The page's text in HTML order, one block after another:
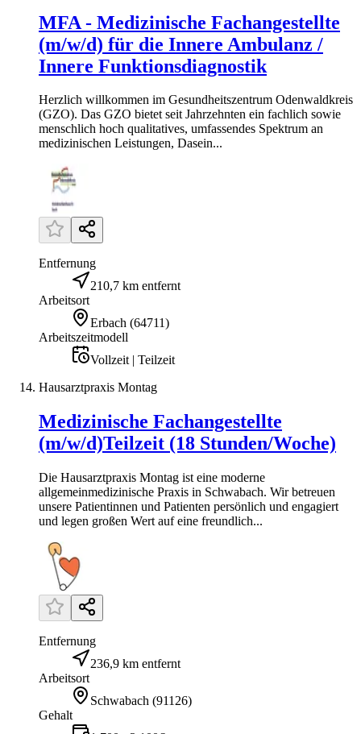
MFA - Medizinische Fachangestellte
(m/w/d) für die Innere Ambulanz /
Innere Funktionsdiagnostik
Herzlich willkommen im Gesundheitszentrum Odenwaldkreis
(GZO). Das GZO bietet seit Jahrzehnten ein fachlich sowie
menschlich hoch qualitatives, umfassendes Spektrum an
medizinischen Leistungen, Dasein...
Entfernung
210,7 km entfernt
Arbeitsort
Erbach (64711)
Arbeitszeitmodell
Vollzeit | Teilzeit
Hausarztpraxis Montag
Medizinische Fachangestellte
(m/w/d)Teilzeit (18 Stunden/Woche)
Die Hausarztpraxis Montag ist eine moderne
allgemeinmedizinische Praxis in Schwabach. Wir betreuen
unsere Patientinnen und Patienten persönlich und engagiert
und legen großen Wert auf eine freundlich...
Entfernung
236,9 km entfernt
Arbeitsort
Schwabach (91126)
Gehalt